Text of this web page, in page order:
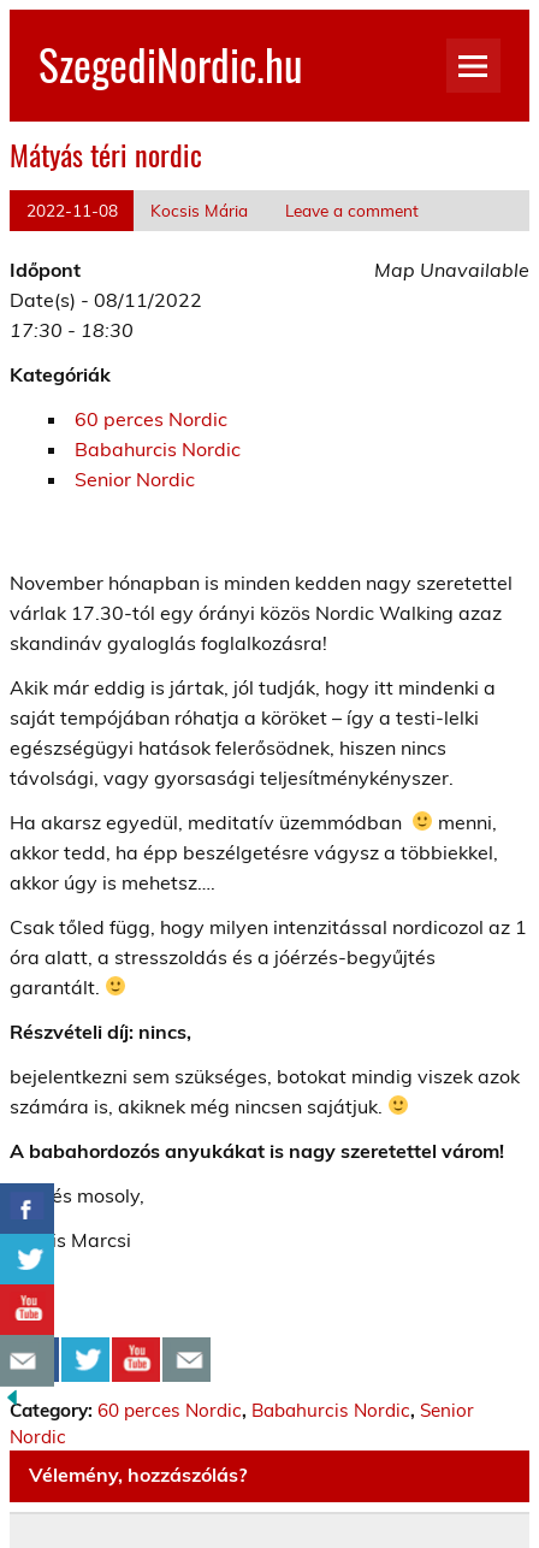
Skip
contentSzegediNordic.hu
Mátyás téri nordic
2022-11-08 Kocsis Mária Leave a comment
Map Unavailable
Időpont
Date(s) - 08/11/2022
17:30 - 18:30
Kategóriák
60 perces Nordic
Babahurcis Nordic
Senior Nordic
November hónapban is minden kedden nagy szeretettel
várlak 17.30-tól egy órányi közös Nordic Walking azaz
skandináv gyaloglás foglalkozásra!
Akik már eddig is jártak, jól tudják, hogy itt mindenki a
saját tempójában róhatja a köröket – így a testi-lelki
egészségügyi hatások felerősödnek, hiszen nincs
távolsági, vagy gyorsasági teljesítménykényszer.
Ha akarsz egyedül, meditatív üzemmódban
menni,
akkor tedd, ha épp beszélgetésre vágysz a többiekkel,
akkor úgy is mehetsz….
Csak tőled függ, hogy milyen intenzitással nordicozol az 1
óra alatt, a stresszoldás és a jóérzés-begyűjtés
garantált.
Részvételi díj: nincs,
bejelentkezni sem szükséges, botokat mindig viszek azok
számára is, akiknek még nincsen sajátjuk.
A babahordozós anyukákat is nagy szeretettel várom!
Üdv és mosoly,
Kocsis Marcsi
Category: 60 perces Nordic, Babahurcis Nordic, Senior
Nordic
Vélemény, hozzászólás?